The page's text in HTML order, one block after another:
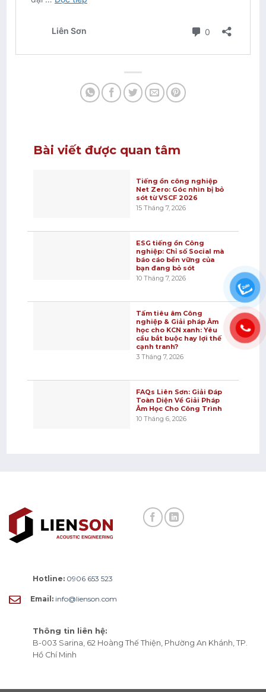
Bài viết được quan tâm
Tiếng ồn công nghiệp
Net Zero: Góc nhìn bị bỏ
sót từ VSCF 2026
15 Tháng 7, 2026
ESG tiếng ồn Công
nghiệp: Chỉ số Social mà
báo cáo bền vững của
bạn đang bỏ sót
10 Tháng 7, 2026
Tấm tiêu âm Công
nghiệp & Giải pháp Âm
học cho KCN xanh: Yêu
cầu bắt buộc hay lợi thế
cạnh tranh?
3 Tháng 7, 2026
FAQs Liên Sơn: Giải Đáp
Toàn Diện Về Giải Pháp
Âm Học Cho Công Trình
10 Tháng 6, 2026
Hotline: 0906 653 523
Email: info@lienson.com
Thông tin liên hệ:
B-003 Sarina, 62 Hoàng Thế Thiện, Phường An Khánh, TP.
Hồ Chí Minh